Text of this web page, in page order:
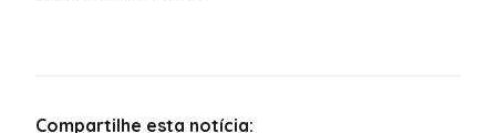
Compartilhe esta notícia: